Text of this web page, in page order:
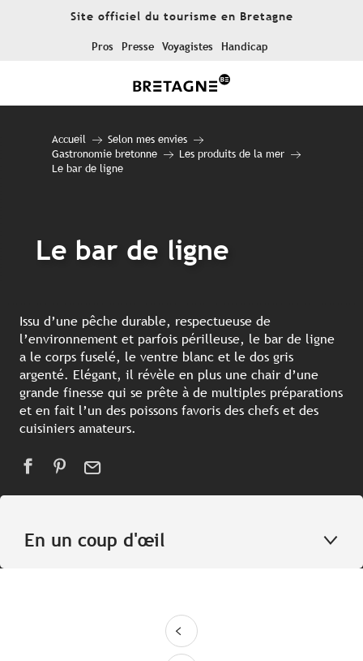
Site officiel du tourisme en Bretagne
Pros Presse Voyagistes Handicap
Accueil
Selon mes envies
Gastronomie bretonne
Les produits de la mer
Le bar de ligne
Le bar de ligne
Issu d’une pêche durable, respectueuse de
l’environnement et parfois périlleuse, le bar de ligne
a le corps fuselé, le ventre blanc et le dos gris
argenté. Elégant, il révèle en plus une chair d’une
grande finesse qui se prête à de multiples préparations
et en fait l’un des poissons favoris des chefs et des
cuisiniers amateurs.
En un coup d'œil